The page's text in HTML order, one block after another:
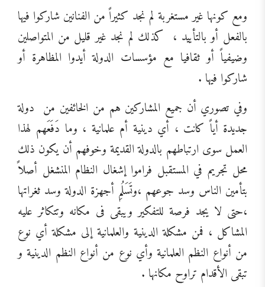
ومع كونها غير مستغربة لم نجد كثيراً من الفنانين شاركوا فيها
بالفعل أو بالتأييد ، كذلك لم نجد غير قليل من المتواصلين
وضيفياً أو ثقافيا مع مؤسسات الدولة أيدوا المظاهرة أو
شاركوا فيها .
وفي تصوري أن جميع المشاركين هم من الخائفين من دولة
جديدة أياً كانت ، أي دينية أم علمانية ، وما دَفَعَهم لهذا
العمل سوى ارتباطهم بالدولة القديمة وخوفهم أن يكون ذلك
محل تجريم في المستقبل فراموا إشغال النظام المنشغل أصلاً
بتأمين الناس وسد جوعهم ،وتَسَلُمِ أجهزة الدولة وسد ثغراتها
،حتى لا يجد فرصة للتفكير ويبقى فى مكانه وتتكاثر عليه
المشاكل ، فمن مشكلة الدينية والعلمانية إلى مشكلة أي نوع
من أنواع النظم العلمانية وأي نوع من أنواع النظم الدينية و
تبقى الأقدام تراوح مكانها .